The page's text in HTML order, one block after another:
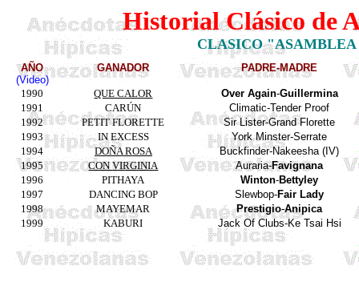
Historial Clásico de
CLASICO
AÑO
(Video)
GANADOR PADRE-MADRE
1990 QUE CALOR Over Again-Guillermina
1991
CARÚN Climatic-Tender Proof
1992
PETIT FLORETTE Sir Lister-GrandFlorette
1993
IN EXCESS YorkMinster-Serrate
1994
DOÑA ROSA Buckfinder-Nakeesha( IV)
1995
CON VIRGINIA Auraria-Favignana
1996
PITHAYA Winton-Bettyley
1997
DANCING BOP Slewbop-Fair Lady
1998
MAYEMAR Prestigio-Anipica
1999
KABURI Jack Of Clubs-Ke Tsai Hsi